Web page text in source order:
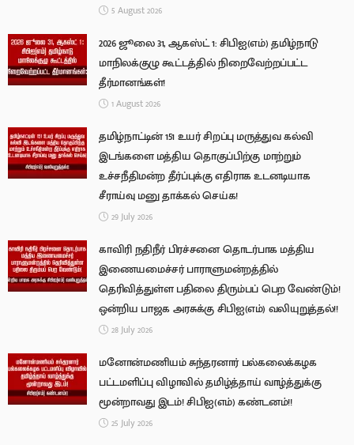
5 August 2026
2026 ஜூலை 31, ஆகஸ்ட் 1: சிபிஐ(எம்) தமிழ்நாடு
மாநிலக்குழு கூட்டத்தில் நிறைவேற்றப்பட்ட
தீர்மானங்கள்!
1 August 2026
தமிழ்நாட்டின் 151 உயர் சிறப்பு மருத்துவ கல்வி
இடங்களை மத்திய தொகுப்பிற்கு மாற்றும்
உச்சநீதிமன்ற தீர்ப்புக்கு எதிராக உடனடியாக
சீராய்வு மனு தாக்கல் செய்க!
29 July 2026
காவிரி நதிநீர் பிரச்சனை தொடர்பாக மத்திய
இணையமைச்சர் பாராளுமன்றத்தில்
தெரிவித்துள்ள பதிலை திரும்பப் பெற வேண்டும்!
ஒன்றிய பாஜக அரசுக்கு சிபிஐ(எம்) வலியுறுத்தல்!!
28 July 2026
மனோன்மணியம் சுந்தரனார் பல்கலைக்கழக
பட்டமளிப்பு விழாவில் தமிழ்த்தாய் வாழ்த்துக்கு
மூன்றாவது இடம்! சிபிஐ(எம்) கண்டனம்!!
25 July 2026